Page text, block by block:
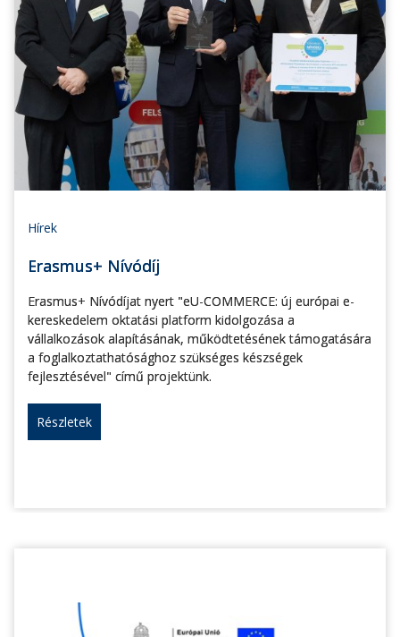
Hírek
Erasmus+ Nívódíj
Erasmus+ Nívódíjat nyert "eU-COMMERCE: új európai e-
kereskedelem oktatási platform kidolgozása a
vállalkozások alapításának, működtetésének támogatására
a foglalkoztathatósághoz szükséges készségek
fejlesztésével" című projektünk.
Részletek